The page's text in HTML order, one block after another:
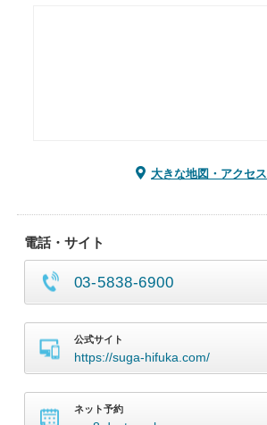
大きな地図・アクセス
電話・サイト
03-5838-6900
公式サイト
https://suga-hifuka.com/
ネット予約